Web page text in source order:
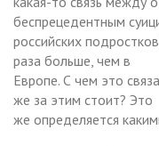
беспрецедентным
российских
раза больше, чем в
Европе. С чем это
же за этим стоит? Это
же определяется